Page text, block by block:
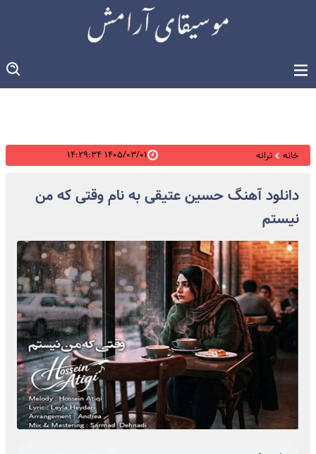
خانه ترانه ۱۴۰۵/۰۳/۰۱ ۱۴:۲۹:۳۴
دانلود آهنگ حسین عتیقی به نام وقتی که من
نیستم